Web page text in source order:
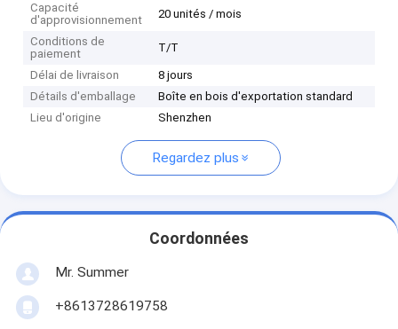
Capacité
d'approvisionnement
20 unités / mois
Conditions de
paiement
T/T
Délai de livraison
8 jours
Détails d'emballage
Boîte en bois d'exportation standard
Lieu d'origine
Shenzhen
Regardez plus
Coordonnées
Mr. Summer
+8613728619758